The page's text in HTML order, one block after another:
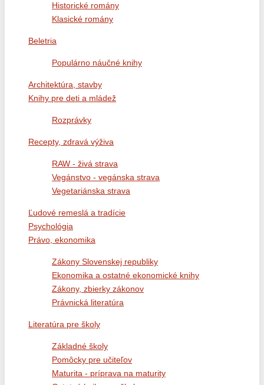
Historické romány
Klasické romány
Beletria
Populárno náučné knihy
Architektúra, stavby
Knihy pre deti a mládež
Rozprávky
Recepty, zdravá výživa
RAW - živá strava
Vegánstvo - vegánska strava
Vegetariánska strava
Ľudové remeslá a tradície
Psychológia
Právo, ekonomika
Zákony Slovenskej republiky
Ekonomika a ostatné ekonomické knihy
Zákony, zbierky zákonov
Právnická literatúra
Literatúra pre školy
Základné školy
Pomôcky pre učiteľov
Maturita - príprava na maturity